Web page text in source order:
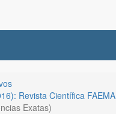
Revista Científica FAEMA
Exatas)